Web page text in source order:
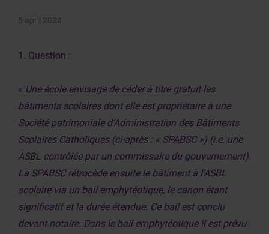
5 april 2024
1. Question :
« Une école envisage de céder à titre gratuit les
bâtiments scolaires dont elle est propriétaire à une
Société patrimoniale d’Administration des Bâtiments
Scolaires Catholiques (ci-après : « SPABSC ») (i.e. une
ASBL contrôlée par un commissaire du gouvernement).
La SPABSC rétrocède ensuite le bâtiment à l’ASBL
scolaire via un bail emphytéotique, le canon étant
significatif et la durée étendue. Ce bail est conclu
devant notaire. Dans le bail emphytéotique il est prévu